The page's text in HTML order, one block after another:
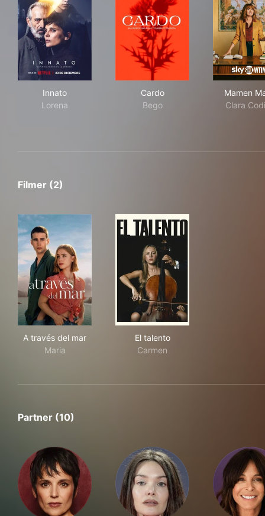
Innato
Lorena
Cardo
Bego
Mamen
Clara
Filmer (2)
A través del mar
Maria
El talento
Carmen
Partner (10)